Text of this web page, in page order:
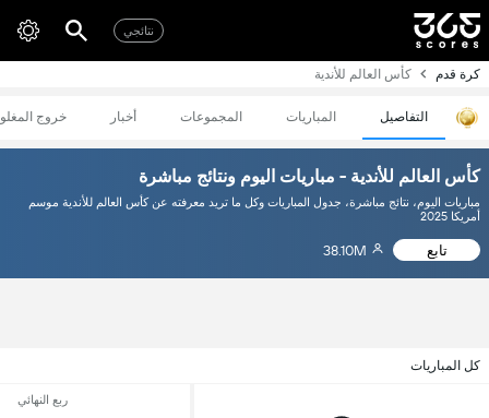
نتائجي
كرة قدم كأس العالم للأندية
التفاصيل المباريات المجموعات أخبار خروج
كأس العالم للأندية - مباريات اليوم ونتائج مباشرة
مباريات اليوم، نتائج مباشرة، جدول المباريات وكل ما تريد معرفته عن كأس العالم للأندية موسم
أمريكا 2025
تابع 38.10M
كل المباريات
ربع النهائي